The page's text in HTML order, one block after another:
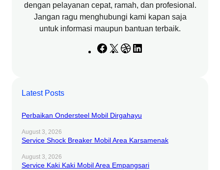
dengan pelayanan cepat, ramah, dan profesional.
Jangan ragu menghubungi kami kapan saja
untuk informasi maupun bantuan terbaik.
F
o
X
D
l
Latest Posts
Perbaikan Ondersteel Mobil Dirgahayu
August 3, 2026
Service Shock Breaker Mobil Area Karsamenak
August 3, 2026
Service Kaki Kaki Mobil Area Empangsari